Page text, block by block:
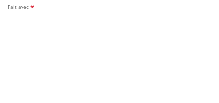
Fait avec ❤